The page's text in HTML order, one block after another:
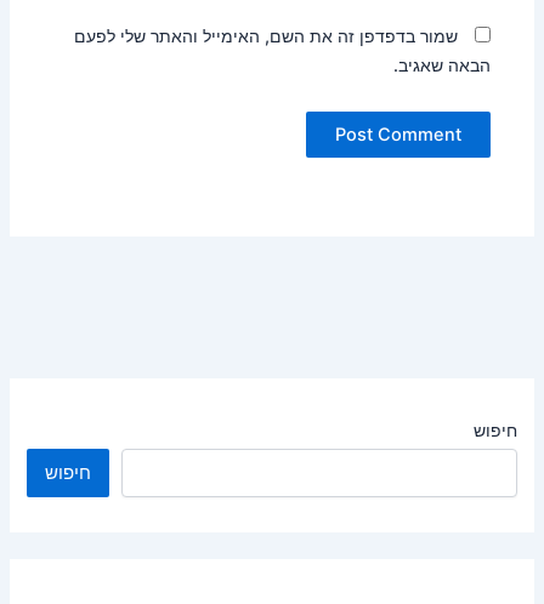
חיפוש
חיפוש
שמור בדפדפן זה את השם, האימייל והאתר שלי לפעם
הבאה שאגיב.